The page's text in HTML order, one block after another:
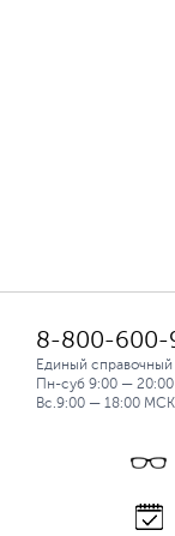
8-800-600-
Единый
Пн-суб 9:00 —
Вс.9:00 — 18:00 МСК